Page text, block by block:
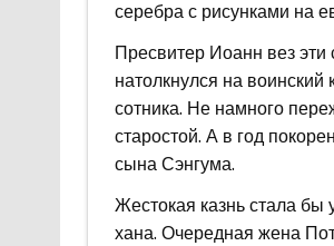
серебра с рисунками на
Пресвитер Иоанн вез
натолкнулся на
сотника. Не намного
старостой. А в год
сына Сэнгума.
Жестокая казнь стала бы
хана. Очередная жена